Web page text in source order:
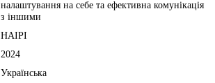
налаштування на себе та ефективна комунікація
з іншими
НАІРІ
2024
Українська